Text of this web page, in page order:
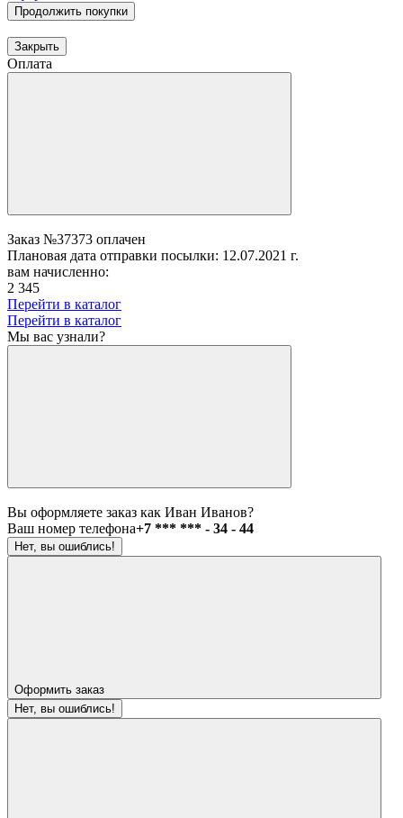
Продолжить покупки
Закрыть
Оплата
Заказ №37373 оплачен
Плановая дата отправки посылки: 12.07.2021 г.
вам начисленно:
2 345
Перейти в каталог
Перейти в каталог
Мы вас узнали?
Вы оформляете заказ как Иван Иванов?
Ваш номер телефона+7 *** *** - 34 - 44
Нет, вы ошиблись!
Оформить заказ
Нет, вы ошиблись!